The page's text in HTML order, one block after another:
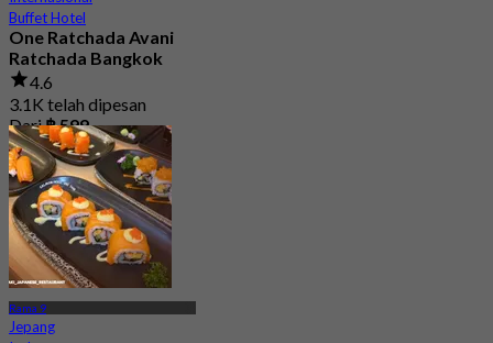
Buffet Hotel
One Ratchada Avani
Ratchada Bangkok
4.6
3.1K telah dipesan
Dari฿ 599
Rama 9
Jepang